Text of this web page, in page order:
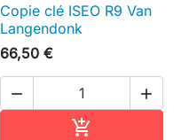
Copie clé ISEO R9 Van
Langendonk
66,50 €
 
